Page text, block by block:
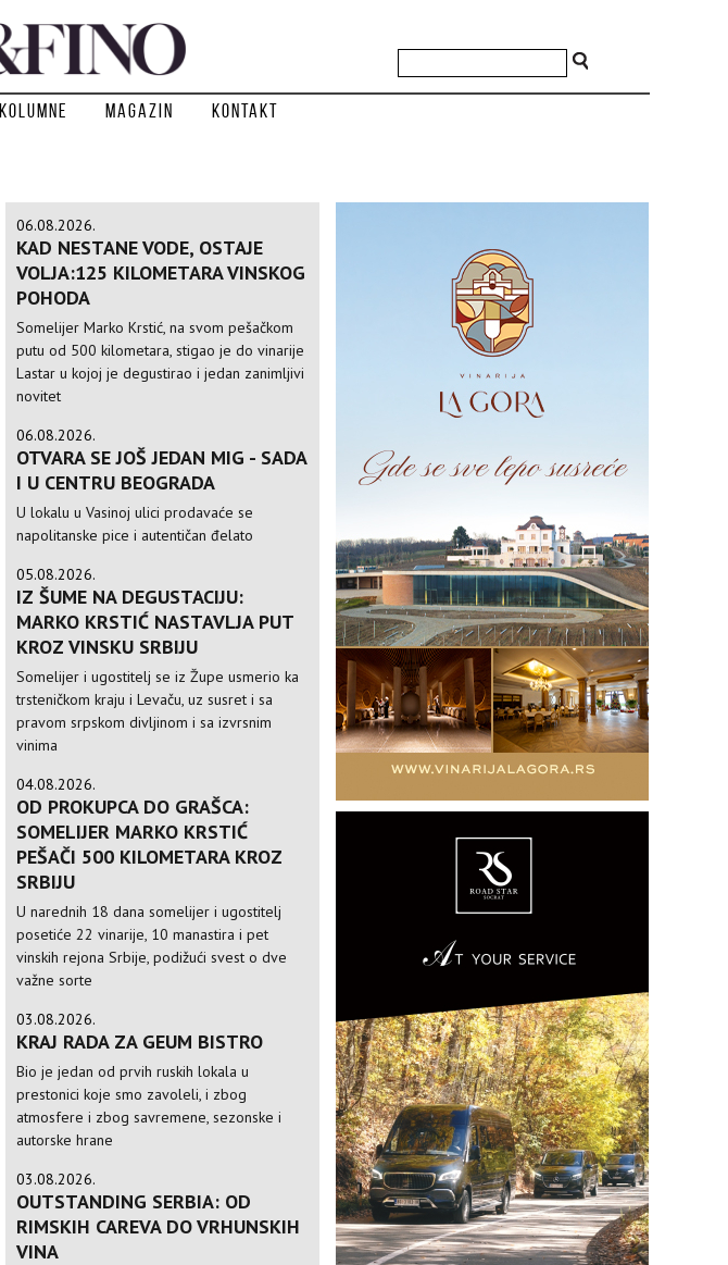
Kolumne Magazin Kontakt
06.08.2026.
KAD NESTANE VODE, OSTAJE
VOLJA:125 KILOMETARA VINSKOG
POHODA
Somelijer Marko Krstić, na svom pešačkom
putu od 500 kilometara, stigao je do vinarije
Lastar u kojoj je degustirao i jedan zanimljivi
novitet
06.08.2026.
OTVARA SE JOŠ JEDAN MIG - SADA
I U CENTRU BEOGRADA
U lokalu u Vasinoj ulici prodavaće se
napolitanske pice i autentičan đelato
05.08.2026.
IZ ŠUME NA DEGUSTACIJU:
MARKO KRSTIĆ NASTAVLJA PUT
KROZ VINSKU SRBIJU
Somelijer i ugostitelj se iz Župe usmerio ka
trsteničkom kraju i Levaču, uz susret i sa
pravom srpskom divljinom i sa izvrsnim
vinima
04.08.2026.
OD PROKUPCA DO GRAŠCA:
SOMELIJER MARKO KRSTIĆ
PEŠAČI 500 KILOMETARA KROZ
SRBIJU
U narednih 18 dana somelijer i ugostitelj
posetiće 22 vinarije, 10 manastira i pet
vinskih rejona Srbije, podižući svest o dve
važne sorte
03.08.2026.
KRAJ RADA ZA GEUM BISTRO
Bio je jedan od prvih ruskih lokala u
prestonici koje smo zavoleli, i zbog
atmosfere i zbog savremene, sezonske i
autorske hrane
03.08.2026.
OUTSTANDING SERBIA: OD
RIMSKIH CAREVA DO VRHUNSKIH
VINA